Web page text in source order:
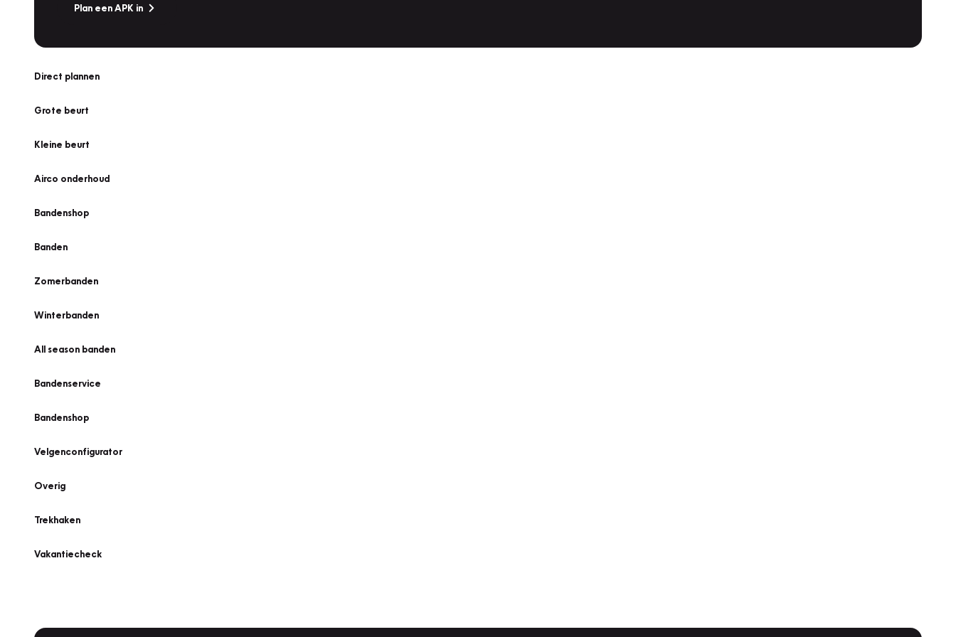
Plan een APK in
Direct plannen
Grote beurt
Kleine beurt
Airco onderhoud
Bandenshop
Banden
Zomerbanden
Winterbanden
All season banden
Bandenservice
Bandenshop
Velgenconfigurator
Overig
Trekhaken
Vakantiecheck